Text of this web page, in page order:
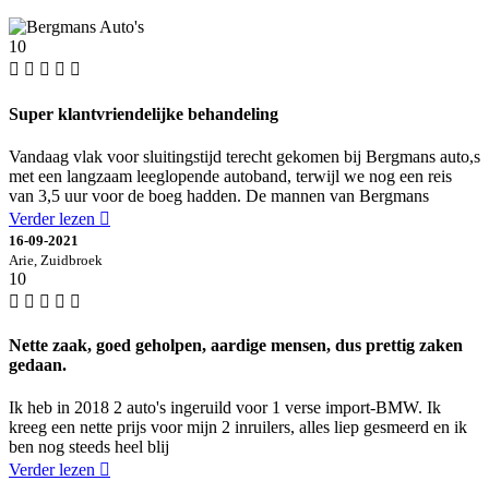
10
Super klantvriendelijke behandeling
Vandaag vlak voor sluitingstijd terecht gekomen bij Bergmans auto,s
met een langzaam leeglopende autoband, terwijl we nog een reis
van 3,5 uur voor de boeg hadden. De mannen van Bergmans
Verder lezen
16-09-2021
Arie, Zuidbroek
10
Nette zaak, goed geholpen, aardige mensen, dus prettig zaken
gedaan.
Ik heb in 2018 2 auto's ingeruild voor 1 verse import-BMW. Ik
kreeg een nette prijs voor mijn 2 inruilers, alles liep gesmeerd en ik
ben nog steeds heel blij
Verder lezen